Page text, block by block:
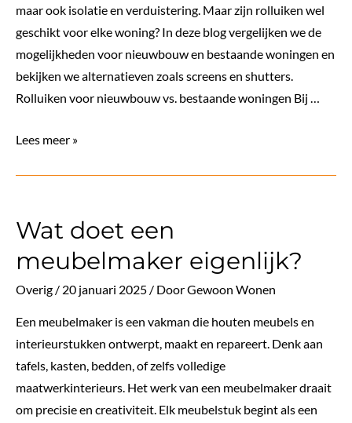
maar ook isolatie en verduistering. Maar zijn rolluiken wel
geschikt voor elke woning? In deze blog vergelijken we de
mogelijkheden voor nieuwbouw en bestaande woningen en
bekijken we alternatieven zoals screens en shutters.
Rolluiken voor nieuwbouw vs. bestaande woningen Bij …
Zijn
elk
woning
in
Lees meer »
Wat doet een
meubelmaker eigenlijk?
Overig / 20 januari 2025 / DoorGewoon Wonen
Een meubelmaker is een vakman die houten meubels en
interieurstukken ontwerpt, maakt en repareert. Denk aan
tafels, kasten, bedden, of zelfs volledige
maatwerkinterieurs. Het werk van een meubelmaker draait
om precisie en creativiteit. Elk meubelstuk begint als een